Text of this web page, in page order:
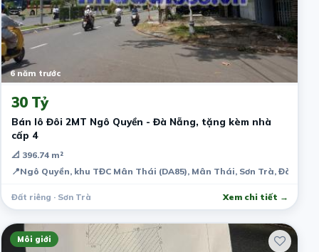
6 năm trước
30 Tỷ
Bán lô Đôi 2MT Ngô Quyền - Đà Nẵng, tặng kèm nhà
cấp 4
📐 396.74 m²
📍Ngô Quyền, khu TĐC Mân Thái (DA85), Mân Thái, Sơn Trà, Đà
Đất riêng · Sơn Trà Xem chi tiết →
Môi giới